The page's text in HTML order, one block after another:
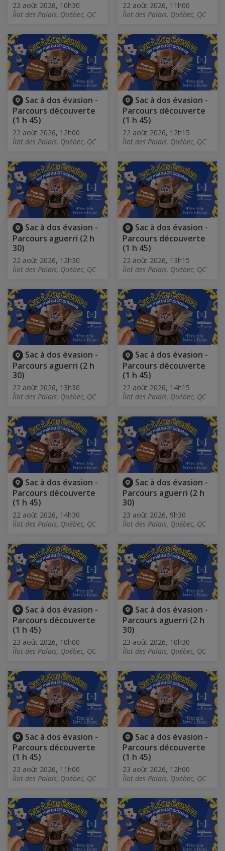
22 août 2026, 10h30
Îlot des Palais, Québec, QC
22 août 2026, 11h00
Îlot des Palais, Québec, QC
Sac à dos évasion -
Parcours découverte
(1 h 45)
22 août 2026, 12h00
Îlot des Palais, Québec, QC
Sac à dos évasion -
Parcours découverte
(1 h 45)
22 août 2026, 12h15
Îlot des Palais, Québec, QC
Sac à dos évasion -
Parcours aguerri (2 h
30)
22 août 2026, 12h30
Îlot des Palais, Québec, QC
Sac à dos évasion -
Parcours découverte
(1 h 45)
22 août 2026, 13h15
Îlot des Palais, Québec, QC
Sac à dos évasion -
Parcours aguerri (2 h
30)
22 août 2026, 13h30
Îlot des Palais, Québec, QC
Sac à dos évasion -
Parcours découverte
(1 h 45)
22 août 2026, 14h15
Îlot des Palais, Québec, QC
Sac à dos évasion -
Parcours découverte
(1 h 45)
22 août 2026, 14h30
Îlot des Palais, Québec, QC
Sac à dos évasion -
Parcours aguerri (2 h
30)
23 août 2026, 9h30
Îlot des Palais, Québec, QC
Sac à dos évasion -
Parcours découverte
(1 h 45)
23 août 2026, 10h00
Îlot des Palais, Québec, QC
Sac à dos évasion -
Parcours aguerri (2 h
30)
23 août 2026, 10h30
Îlot des Palais, Québec, QC
Sac à dos évasion -
Parcours découverte
(1 h 45)
23 août 2026, 11h00
Îlot des Palais, Québec, QC
Sac à dos évasion -
Parcours découverte
(1 h 45)
23 août 2026, 12h00
Îlot des Palais, Québec, QC